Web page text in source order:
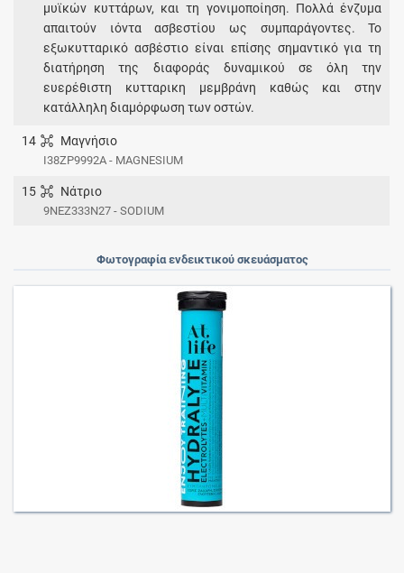
μυϊκών κυττάρων, και τη γονιμοποίηση. Πολλά ένζυμα
απαιτούν ιόντα ασβεστίου ως συμπαράγοντες. Το
εξωκυτταρικό ασβέστιο είναι επίσης σημαντικό για τη
διατήρηση της διαφοράς δυναμικού σε όλη την
ευερέθιστη κυτταρικη μεμβράνη καθώς και στην
κατάλληλη διαμόρφωση των οστών.
14 Μαγνήσιο
I38ZP9992A - MAGNESIUM
15 Νάτριο
9NEZ333N27 - SODIUM
Φωτογραφία ενδεικτικού σκευάσματος